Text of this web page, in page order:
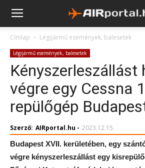
Címlap Légijármű események, balesetek
Légijármű események, balesetek
Kényszerleszállást
végre egy Cessna
repülőgép
Szerző: AIRportal.hu - 2023.12.15.
Budapest XVII. kerületében, egy
végre kényszerleszállást egy